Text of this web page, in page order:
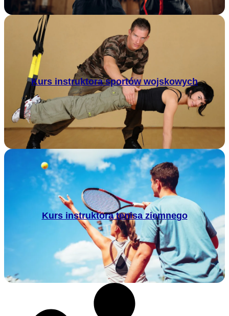
Kurs instruktora sportów wojskowych
Kurs instruktora tenisa ziemnego